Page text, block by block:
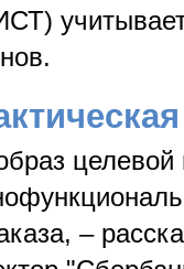
целевой
–